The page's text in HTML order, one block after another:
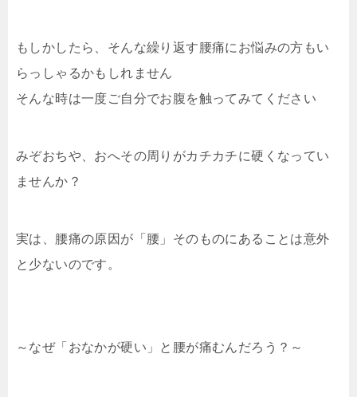
もしかしたら、そんな繰り返す腰痛にお悩みの方もい
らっしゃるかもしれません
そんな時は一度ご自分でお腹を触ってみてください
みぞおちや、おへその周りがカチカチに硬くなってい
ませんか？
実は、腰痛の原因が「腰」そのものにあることは意外
と少ないのです。
～なぜ「おなかが硬い」と腰が痛むんだろう？～